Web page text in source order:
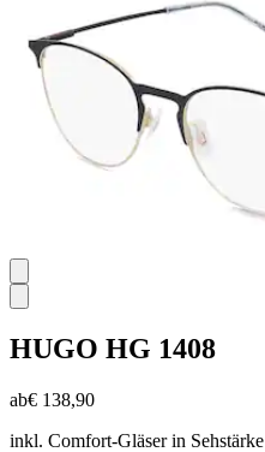
HUGO HG 1408
ab€ 138,90
inkl. Comfort-Gläser in Sehstärke